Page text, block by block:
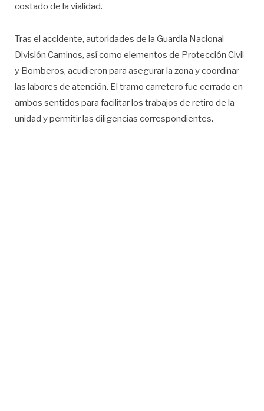
costado de la vialidad.
Tras el accidente, autoridades de la Guardia Nacional
División Caminos, así como elementos de Protección Civil
y Bomberos, acudieron para asegurar la zona y coordinar
las labores de atención. El tramo carretero fue cerrado en
ambos sentidos para facilitar los trabajos de retiro de la
unidad y permitir las diligencias correspondientes.